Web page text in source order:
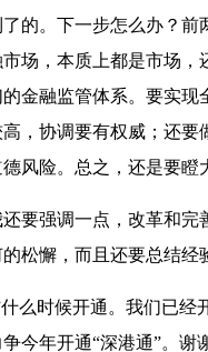
的。下一步怎么办？
场，本质上都是市场
金融监管体系。要实
，协调要有权威；还
风险。总之，还是要瞪
强调一点，改革和完
松懈，而且还要总结经
时候开通。我们已经
今年开通“深港通”。谢